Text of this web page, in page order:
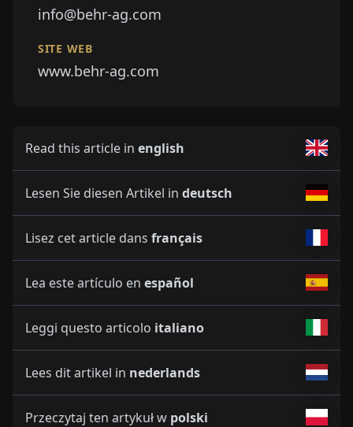
info@behr-ag.com
SITE WEB
www.behr-ag.com
Read this article in english
Lesen Sie diesen Artikel in deutsch
Lisez cet article dans français
Lea este artículo en español
Leggi questo articolo italiano
Lees dit artikel in nederlands
Przeczytaj ten artykuł w polski